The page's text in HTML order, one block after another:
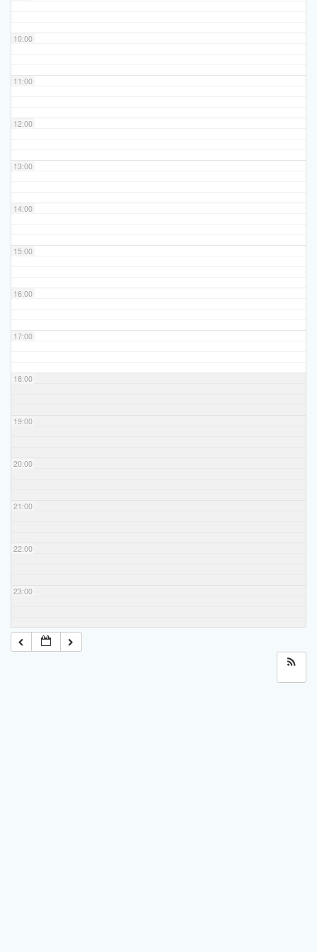
10:00
11:00
12:00
13:00
14:00
15:00
16:00
17:00
18:00
19:00
20:00
21:00
22:00
23:00